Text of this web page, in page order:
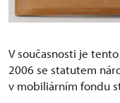
V současnosti je
2006 se statutem
v mobiliárním fondu